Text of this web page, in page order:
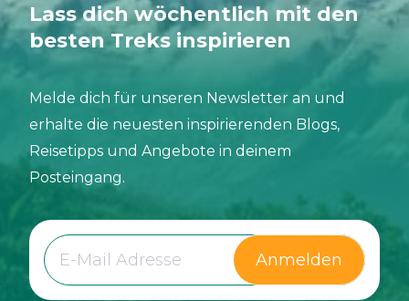
Lass dich wöchentlich mit den
besten Treks inspirieren
Melde dich für unseren Newsletter an und
erhalte die neuesten inspirierenden Blogs,
Reisetipps und Angebote in deinem
Posteingang.
Anmelden